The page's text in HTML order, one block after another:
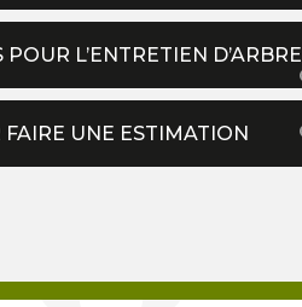
L’ENTRETIEN D’ARBRE
UNE ESTIMATION